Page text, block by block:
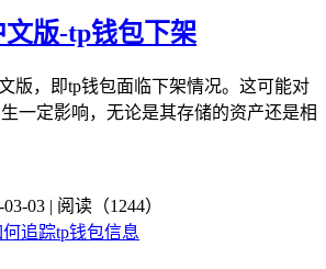
文版-tp钱包下架
版，即tp钱包面临下架情况。这可能对
一定影响，无论是其存储的资产还是相
03-03 | 阅读（1244）